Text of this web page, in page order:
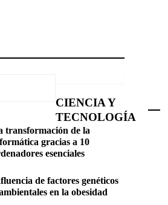
CIENCIA Y
TECNOLOGÍA
transformación de la
gracias a 10
esenciales
de factores genéticos
en la obesidad